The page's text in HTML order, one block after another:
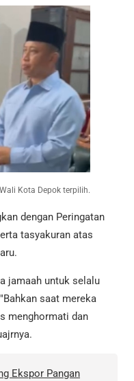
Kota Depok terpilih.
dengan Peringatan
tasyakuran atas
jamaah untuk selalu
saat mereka
menghormati dan
Ekspor Pangan